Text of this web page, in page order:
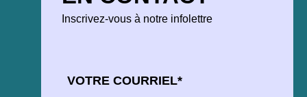
Inscrivez-vous à notre infolettre
*